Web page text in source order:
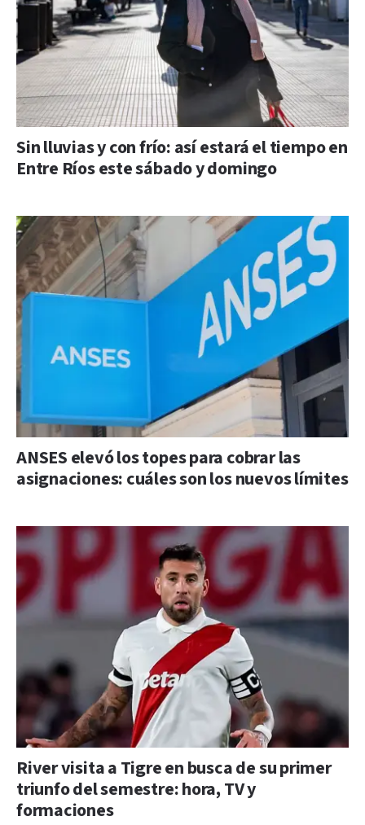
Sin lluvias y con frío: así estará el tiempo en
Entre Ríos este sábado y domingo
ANSES elevó los topes para cobrar las
asignaciones: cuáles son los nuevos límites
River visita a Tigre en busca de su primer
triunfo del semestre: hora, TV y
formaciones